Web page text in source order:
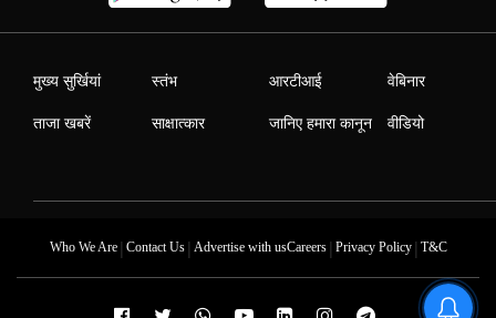
मुख्य सुर्खियां
ताजा खबरें
स्तंभ
साक्षात्कार
आरटीआई
जानिए हमारा कानून
वेबिनार
वीडियो
Who We Are| Contact Us| Advertise with usCareers| Privacy Policy| T&C